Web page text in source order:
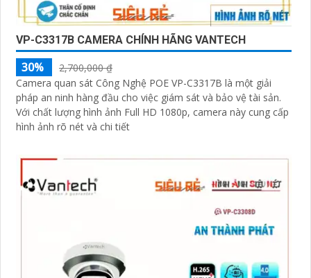
VP-C3317B CAMERA CHÍNH HÃNG VANTECH
30%
2,700,000 ₫
Camera quan sát Công Nghệ POE VP-C3317B là một giải
pháp an ninh hàng đầu cho việc giám sát và bảo vệ tài sản.
Với chất lượng hình ảnh Full HD 1080p, camera này cung cấp
hình ảnh rõ nét và chi tiết